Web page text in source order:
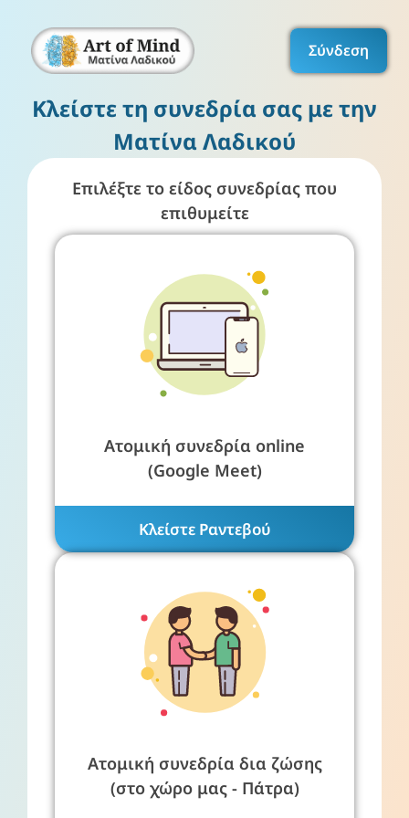
Σύνδεση
Κλείστε τη συνεδρία σας​ με την
Ματίνα Λαδικού
Επιλέξτε το είδος συνεδρίας που
επιθυμείτε
Ατομική συνεδρία online
(Google Meet)
Κλείστε Ραντεβού
Ατομική συνεδρία δια ζώσης
(στο χώρο μας - Πάτρα)